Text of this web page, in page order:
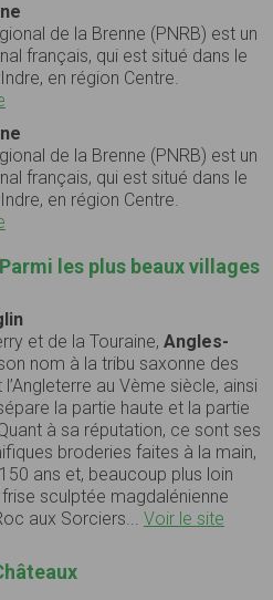
de la Brenne (PNRB) est un
français, qui est situé dans le
en région Centre.
de la Brenne (PNRB) est un
français, qui est situé dans le
en région Centre.
les plus beaux villages
et de la Touraine, Angles-
nom à la tribu saxonne des
au Vème siècle, ainsi
la partie haute et la partie
à sa réputation, ce sont ses
broderies faites à la main,
ans et, beaucoup plus loin
frise sculptée magdalénienne
aux Sorciers... Voir le site